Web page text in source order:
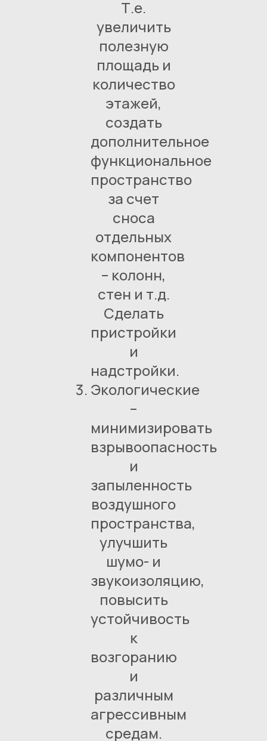
Т.е.
увеличить
полезную
площадь и
количество
этажей,
создать
дополнительное
функциональное
пространство
за счет
сноса
отдельных
компонентов
– колонн,
стен и т.д.
Сделать
пристройки
и
надстройки.
Экологические
–
минимизировать
взрывоопасность
и
запыленность
воздушного
пространства,
улучшить
шумо- и
звукоизоляцию,
повысить
устойчивость
к
возгоранию
и
различным
агрессивным
средам.